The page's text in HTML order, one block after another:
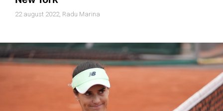
22 august 2022, Radu Marina